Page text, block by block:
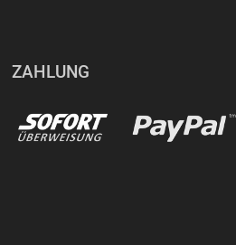
ZAHLUNG